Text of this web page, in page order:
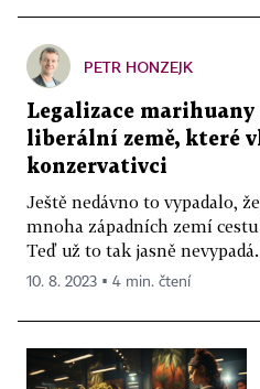
PETR HONZEJK
Legalizace marihuany
liberální země, které
konzervativci
Ještě nedávno to vypadalo,
mnoha západních zemí
Teď už to tak jasně
10. 8. 2023 ▪ 4 min. čtení